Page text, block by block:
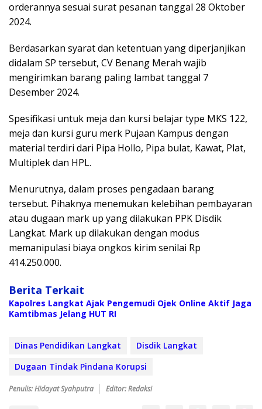
orderannya sesuai surat pesanan tanggal 28 Oktober
2024.
Berdasarkan syarat dan ketentuan yang diperjanjikan
didalam SP tersebut, CV Benang Merah wajib
mengirimkan barang paling lambat tanggal 7
Desember 2024.
Spesifikasi untuk meja dan kursi belajar type MKS 122,
meja dan kursi guru merk Pujaan Kampus dengan
material terdiri dari Pipa Hollo, Pipa bulat, Kawat, Plat,
Multiplek dan HPL.
Menurutnya, dalam proses pengadaan barang
tersebut. Pihaknya menemukan kelebihan pembayaran
atau dugaan mark up yang dilakukan PPK Disdik
Langkat. Mark up dilakukan dengan modus
memanipulasi biaya ongkos kirim senilai Rp
414.250.000.
Berita Terkait
Kapolres Langkat Ajak Pengemudi Ojek Online Aktif Jaga
Kamtibmas Jelang HUT RI
Dinas Pendidikan Langkat
Disdik Langkat
Dugaan Tindak Pindana Korupsi
Penulis: Hidayat Syahputra Editor: Redaksi